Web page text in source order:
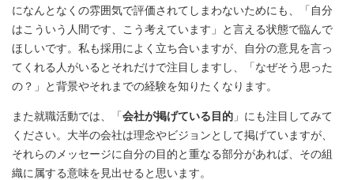
になんとなくの雰囲気で評価されてしまわないためにも、「自分
はこういう人間です、こう考えています」と言える状態で臨んで
ほしいです。私も採用によく立ち合いますが、自分の意見を言っ
てくれる人がいるとそれだけで注目しますし、「なぜそう思った
の？」と背景やそれまでの経験を知りたくなります。
また就職活動では、「会社が掲げている目的 」にも注目してみて
ください。大半の会社は理念やビジョンとして掲げていますが、
それらのメッセージに自分の目的と重なる部分があれば、その組
織に属する意味を見出せると思います。